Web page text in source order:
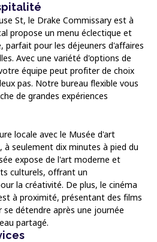
St, le Drake Commissary est à
propose un menu éclectique et
parfait pour les déjeuners d'affaires
Avec une variété d'options de
équipe peut profiter de choix
pas. Notre bureau flexible vous
de grandes expériences
locale avec le Musée d'art
seulement dix minutes à pied du
expose de l'art moderne et
culturels, offrant un
la créativité. De plus, le cinéma
à proximité, présentant des films
détendre après une journée
partagé.